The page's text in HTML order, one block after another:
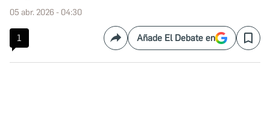
05 abr. 2026 - 04:30
1 CompartirAñade El Debate en Save